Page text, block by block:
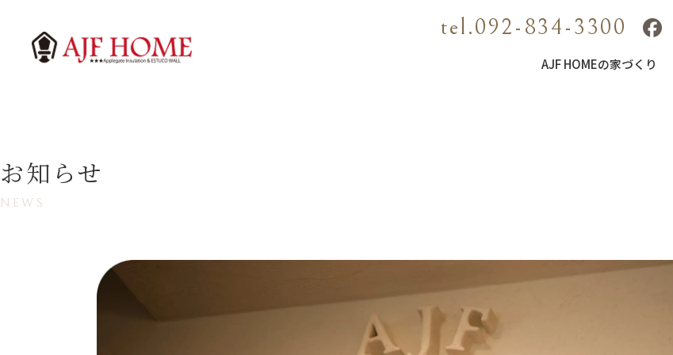
tel.092-834-3300
AJF HOMEの家づくり
お知らせ
NEWS